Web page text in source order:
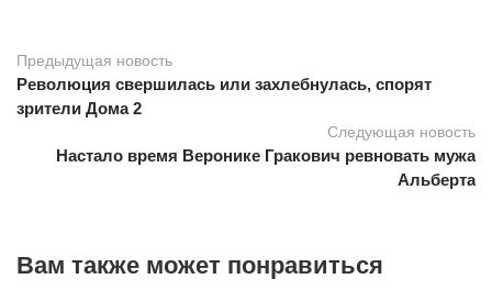
Предыдущая новость
Революция свершилась или захлебнулась, спорят
зрители Дома 2
Следующая новость
Настало время Веронике Гракович ревновать мужа
Альберта
Вам также может понравиться